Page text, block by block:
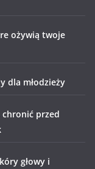
ożywią twoje
dla młodzieży
chronić przed
głowy i